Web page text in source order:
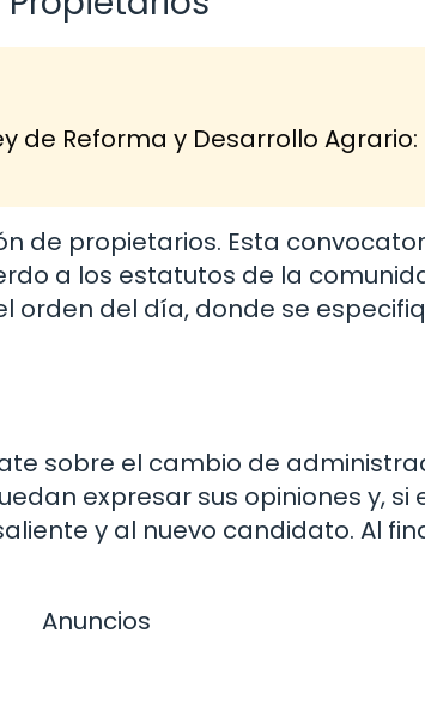
de Reforma y Desarrollo
de propietarios. Esta
a los estatutos de la
orden del día, donde se
sobre el cambio de
expresar sus opiniones y, si
y al nuevo candidato. Al
Anuncios